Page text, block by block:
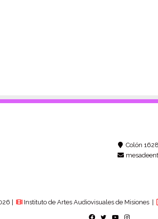
Colón
| Instituto de Artes Audiovisuales de Misiones |
Facebook
TwitterYouTubeInstagram